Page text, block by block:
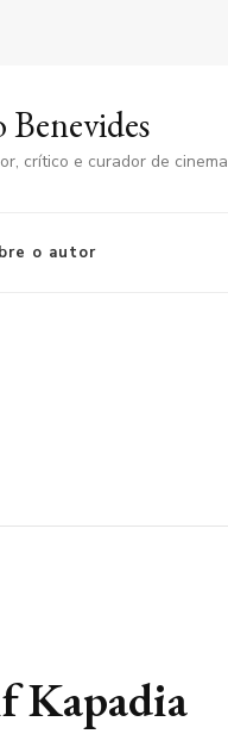
crítico e curador de cinema
o autor
Kapadia